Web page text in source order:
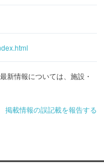
新情報については、施設・
掲載情報の誤記載を報告する